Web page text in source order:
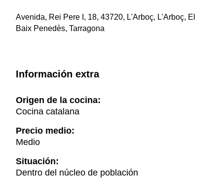
Avenida, Rei Pere I, 18, 43720, L'Arboç, L'Arboç, El
Baix Penedès, Tarragona
Información extra
Origen de la cocina:
Cocina catalana
Precio medio:
Medio
Situación:
Dentro del núcleo de población